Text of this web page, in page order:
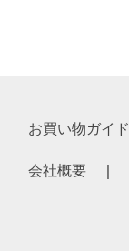
お買い物ガイド
会社概要